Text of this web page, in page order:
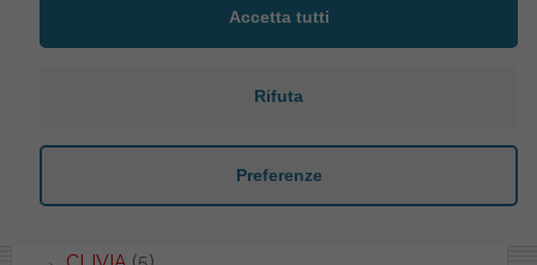
CLASSICA TERSO(1)
CLIO(3)
Accetta tutti
Rifuta
Preferenze